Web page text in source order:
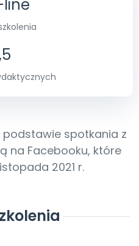
podstawie spotkania z
na Facebooku, które
2021 r.